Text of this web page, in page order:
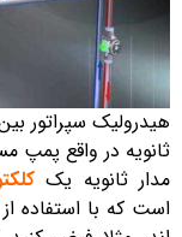
هیدرولیک سپراتور
ثانویه در واقع پمپ
مدار ثانویه یک
است که با استفاده